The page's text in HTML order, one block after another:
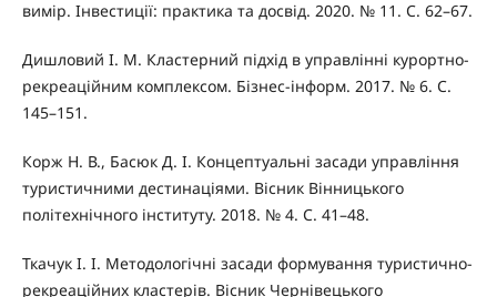
вимір. Інвестиції: практика та досвід. 2020. № 11. С. 62–67.
Дишловий І. М. Кластерний підхід в управлінні курортно-
рекреаційним комплексом. Бізнес-інформ. 2017. № 6. С.
145–151.
Корж Н. В., Басюк Д. І. Концептуальні засади управління
туристичними дестинаціями. Вісник Вінницького
політехнічного інституту. 2018. № 4. С. 41–48.
Ткачук І. І. Методологічні засади формування туристично-
рекреаційних кластерів. Вісник Чернівецького